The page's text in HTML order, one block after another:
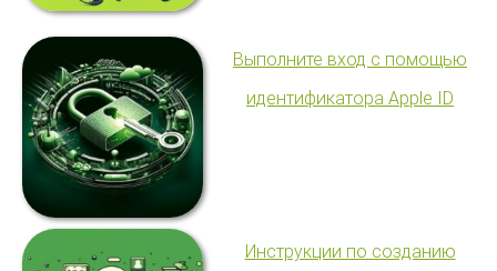
Выполните вход с помощью
идентификатора Apple ID
Инструкции по созданию